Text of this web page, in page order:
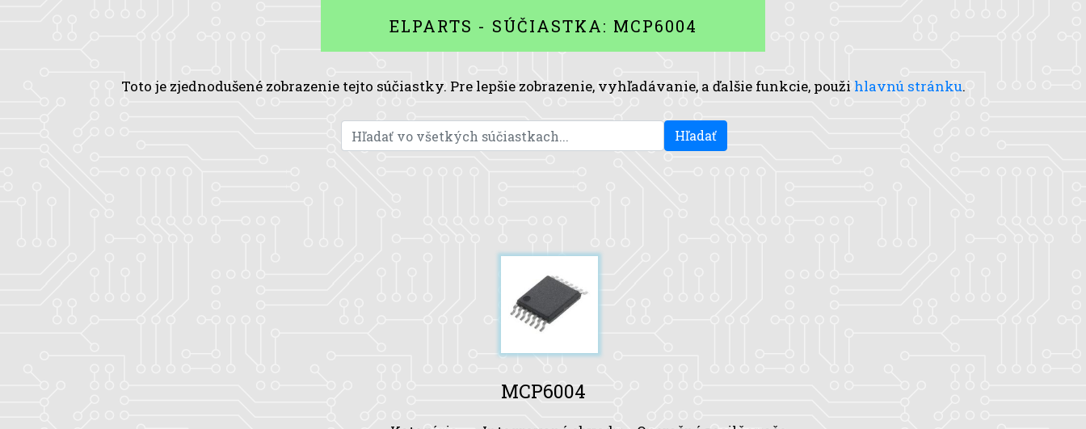
ELPARTS - SÚČIASTKA: MCP6004
Toto je zjednodušené zobrazenie tejto súčiastky. Pre lepšie zobrazenie, vyhľadávanie, a ďalšie funkcie, použi hlavnú stránku.
Hľadať
MCP6004